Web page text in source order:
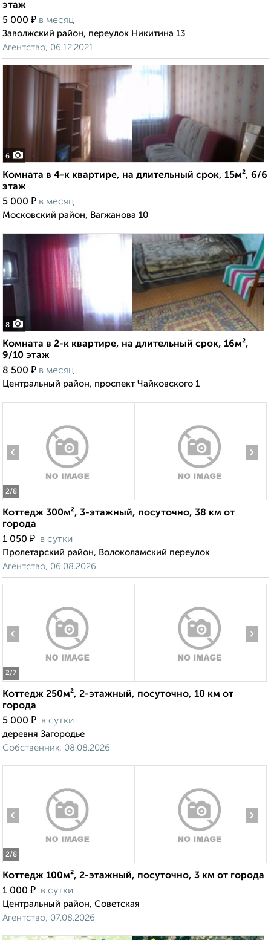
этаж
5 000 ₽ в месяц
Заволжский район, переулок Никитина 13
Агентство, 06.12.2021
6
Комната в 4-к квартире, на длительный срок, 15м², 6/6
этаж
5 000 ₽ в месяц
Московский район, Вагжанова 10
8
Комната в 2-к квартире, на длительный срок, 16м²,
9/10 этаж
8 500 ₽ в месяц
Центральный район, проспект Чайковского 1
2/8
‹ ›
Коттедж 300м², 3-этажный, посуточно, 38 км от
города
1 050 ₽ в сутки
Пролетарский район, Волоколамский переулок
Агентство, 06.08.2026
2/7
‹ ›
Коттедж 250м², 2-этажный, посуточно, 10 км от
города
5 000 ₽ в сутки
деревня Загородье
Собственник, 08.08.2026
2/8
‹ ›
Коттедж 100м², 2-этажный, посуточно, 3 км от города
1 000 ₽ в сутки
Центральный район, Советская
Агентство, 07.08.2026